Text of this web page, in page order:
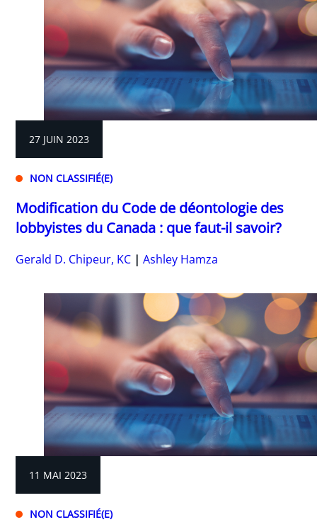
27 JUIN 2023
NON CLASSIFIÉ(E)
Modification du Code de déontologie des
lobbyistes du Canada : que faut-il savoir?
Gerald D. Chipeur, KC Ashley Hamza
11 MAI 2023
NON CLASSIFIÉ(E)